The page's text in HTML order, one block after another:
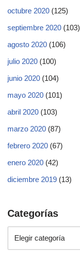
octubre 2020 (125)
septiembre 2020 (103)
agosto 2020 (106)
julio 2020 (100)
junio 2020 (104)
mayo 2020 (101)
abril 2020 (103)
marzo 2020 (87)
febrero 2020 (67)
enero 2020 (42)
diciembre 2019 (13)
Categorías